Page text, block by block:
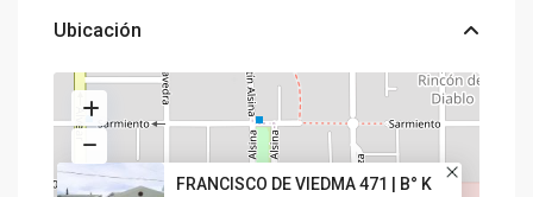
Ubicación
FRANCISCO DE VIEDMA 471 | B° K